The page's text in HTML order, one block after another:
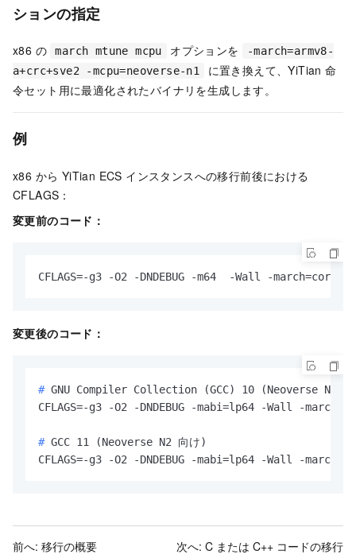
ションの指定
x86 の march mtune mcpu オプションを
-march=armv8-
a+crc+sve2 -mcpu=neoverse-n1
に置き換えて、YiTian 命
令セット用に最適化されたバイナリを生成します。
例
x86 から YiTian ECS インスタンスへの移行前後における
CFLAGS：
変更前のコード：
CFLAGS=-g3 -O2 -DNDEBUG -m64  -Wall -march=corei7
変更後のコード：
# GNU Compiler Collection (GCC) 10 (Neoverse N1
# GCC 11 (Neoverse N2 向け)
CFLAGS=-g3 -O2 -DNDEBUG -mabi=lp64 -Wall -
前へ: 移行の概要 次へ: C または C++ コードの移行